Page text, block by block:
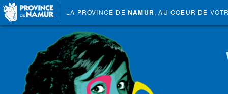
LA PROVINCE DE NAMUR, AU COEUR DE